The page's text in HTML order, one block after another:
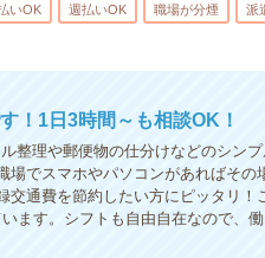
いOK 週払いOK 職場が分煙 派
！1日3時間～も相談OK！
整理や郵便物の仕分けなどのシン
場でスマホやパソコンがあればその
通費を節約したい方にピッタリ！
ます。シフトも自由自在なので、働